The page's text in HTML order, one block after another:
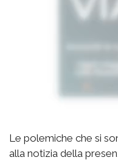
Le polemiche che si
alla notizia della